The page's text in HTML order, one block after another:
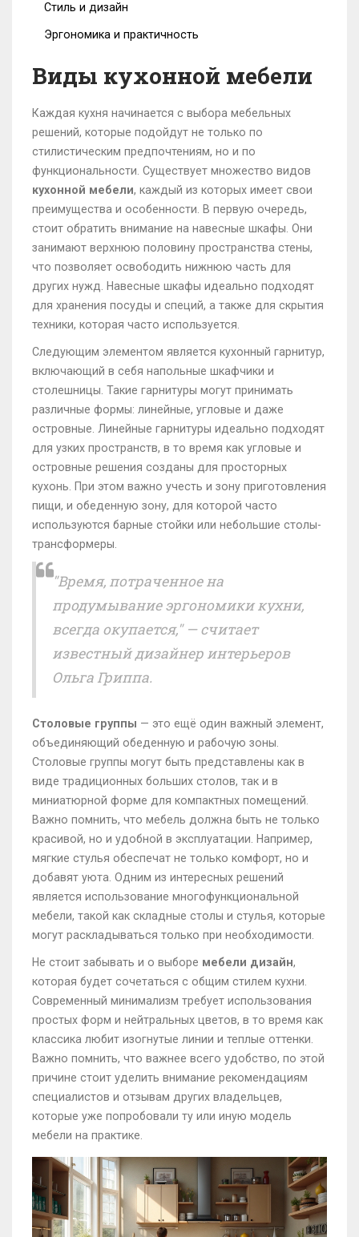
Стиль и дизайн
Эргономика и практичность
Виды кухонной мебели
Каждая кухня начинается с выбора мебельных
решений, которые подойдут не только по
стилистическим предпочтениям, но и по
функциональности. Существует множество видов
кухонной мебели, каждый из которых имеет свои
преимущества и особенности. В первую очередь,
стоит обратить внимание на навесные шкафы. Они
занимают верхнюю половину пространства стены,
что позволяет освободить нижнюю часть для
других нужд. Навесные шкафы идеально подходят
для хранения посуды и специй, а также для скрытия
техники, которая часто используется.
Следующим элементом является кухонный гарнитур,
включающий в себя напольные шкафчики и
столешницы. Такие гарнитуры могут принимать
различные формы: линейные, угловые и даже
островные. Линейные гарнитуры идеально подходят
для узких пространств, в то время как угловые и
островные решения созданы для просторных
кухонь. При этом важно учесть и зону приготовления
пищи, и обеденную зону, для которой часто
используются барные стойки или небольшие столы-
трансформеры.
"Время, потраченное на
продумывание эргономики кухни,
всегда окупается," — считает
известный дизайнер интерьеров
Ольга Гриппа.
Столовые группы — это ещё один важный элемент,
объединяющий обеденную и рабочую зоны.
Столовые группы могут быть представлены как в
виде традиционных больших столов, так и в
миниатюрной форме для компактных помещений.
Важно помнить, что мебель должна быть не только
красивой, но и удобной в эксплуатации. Например,
мягкие стулья обеспечат не только комфорт, но и
добавят уюта. Одним из интересных решений
является использование многофункциональной
мебели, такой как складные столы и стулья, которые
могут раскладываться только при необходимости.
Не стоит забывать и о выборе мебели дизайн,
которая будет сочетаться с общим стилем кухни.
Современный минимализм требует использования
простых форм и нейтральных цветов, в то время как
классика любит изогнутые линии и теплые оттенки.
Важно помнить, что важнее всего удобство, по этой
причине стоит уделить внимание рекомендациям
специалистов и отзывам других владельцев,
которые уже попробовали ту или иную модель
мебели на практике.